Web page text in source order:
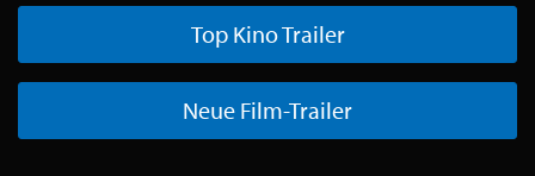
Top Kino Trailer
Neue Film-Trailer